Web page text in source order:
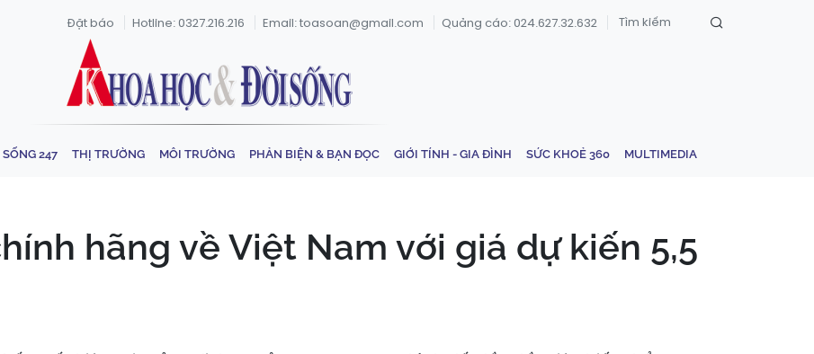
Đặt báo Hotline: 0327.216.216 Email: toasoan@gmail.com Quảng cáo: 024.627.32.632
247 THỊ TRƯỜNG MÔI TRƯỜNG PHẢN BIỆN & BẠN ĐỌC GIỚI TÍNH - GIA ĐÌNH SỨC KHOẺ 360 MULTIMEDIA
hãng về Việt Nam với giá dự kiến 5,5